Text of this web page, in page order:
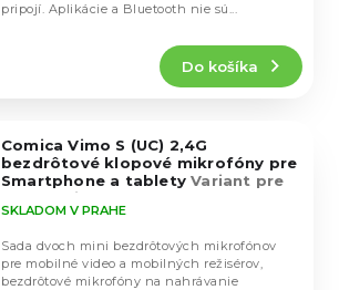
Do košíka
pripojí. Aplikácie a Bluetooth nie sú...
Comica Vimo S (UC) 2,4G
bezdrôtové klopové mikrofóny pre
Smartphone a tabletyVariant pre
USB-C (biela)
SKLADOM V PRAHE
Sada dvoch mini bezdrôtových mikrofónov
pre mobilné video a mobilných režisérov,
bezdrôtové mikrofóny na nahrávanie